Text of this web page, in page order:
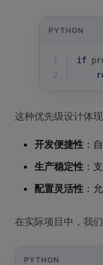
PYTHON
1 if
2
这种优先级设计体
开发便捷性 ：
生产稳定性 ：
配置灵活性 ：
在实际项目中，我
PYTHON